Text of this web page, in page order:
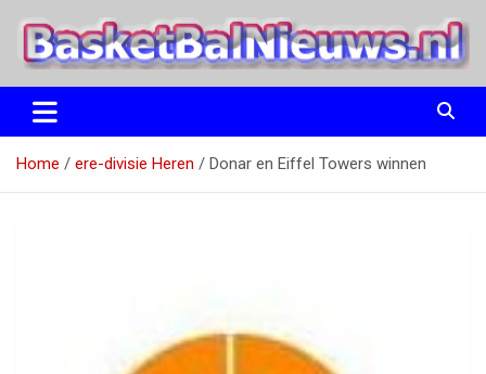
naar
BasketBalNieuws.nl
Etten
Home ere-divisie Heren Donar en Eiffel Towers winnen